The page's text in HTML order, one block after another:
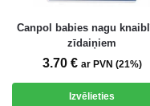
Canpol babies nagu
zīdaiņiem
3.70 € ar PVN (21%)
Izvēlieties